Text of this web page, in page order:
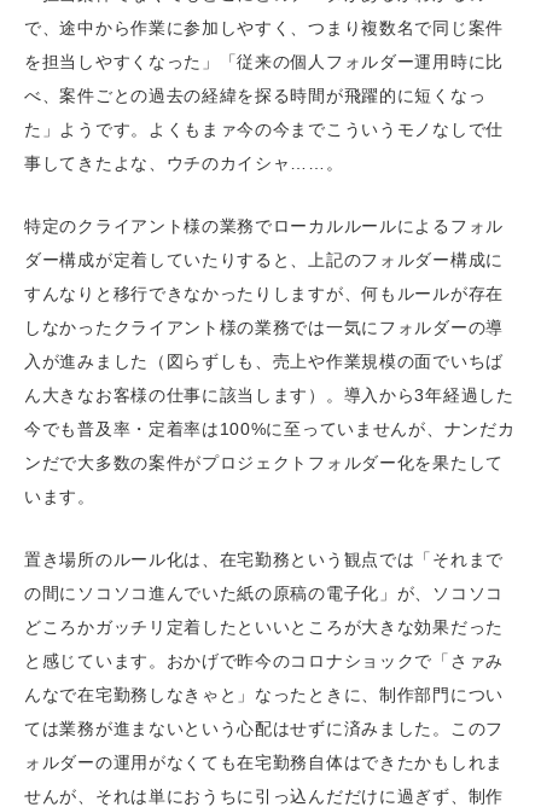
で、途中から作業に参加しやすく、つまり複数名で同じ案件
を担当しやすくなった」「従来の個人フォルダー運用時に比
べ、案件ごとの過去の経緯を探る時間が飛躍的に短くなっ
た」ようです。よくもまァ今の今までこういうモノなしで仕
事してきたよな、ウチのカイシャ……。
特定のクライアント様の業務でローカルルールによるフォル
ダー構成が定着していたりすると、上記のフォルダー構成に
すんなりと移行できなかったりしますが、何もルールが存在
しなかったクライアント様の業務では一気にフォルダーの導
入が進みました（図らずしも、売上や作業規模の面でいちば
ん大きなお客様の仕事に該当します）。導入から3年経過した
今でも普及率・定着率は100%に至っていませんが、ナンだカ
ンだで大多数の案件がプロジェクトフォルダー化を果たして
います。
置き場所のルール化は、在宅勤務という観点では「それまで
の間にソコソコ進んでいた紙の原稿の電子化」が、ソコソコ
どころかガッチリ定着したといいところが大きな効果だった
と感じています。おかげで昨今のコロナショックで「さァみ
んなで在宅勤務しなきゃと」なったときに、制作部門につい
ては業務が進まないという心配はせずに済みました。このフ
ォルダーの運用がなくても在宅勤務自体はできたかもしれま
せんが、それは単におうちに引っ込んだだけに過ぎず、制作